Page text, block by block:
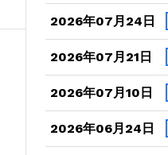
2026年07月24日
2026年07月21日
2026年07月10日
2026年06月24日